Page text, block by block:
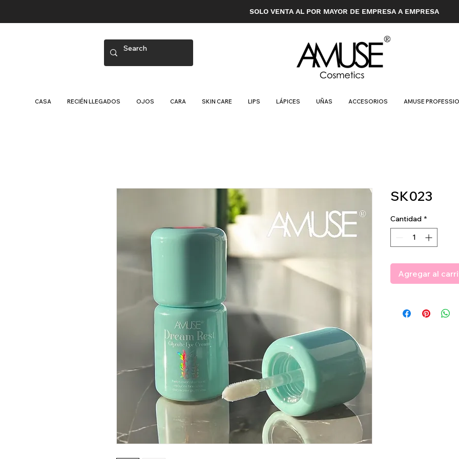
SOLO VENTA AL POR MAYOR DE EMPRESA A EMPRESA
CASA RECIÉN LLEGADOS OJOS CARA SKIN CARE LIPS LÁPICES UÑAS ACCESORIOS AMUSE
SK023
Cantidad *
Agregar al